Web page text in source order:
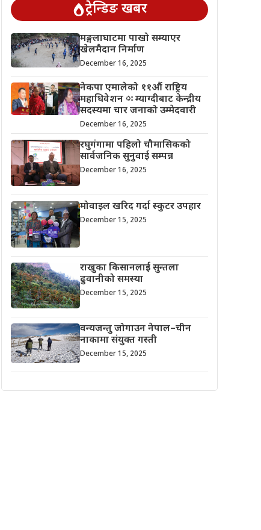
ट्रेन्डिङ खबर
मङ्गलाघाटमा पाखो सम्याएर
खेलमैदान निर्माण
December 16, 2025
नेकपा एमालेको ११औं राष्ट्रिय
महाधिवेशन ः म्याग्दीबाट केन्द्रीय
सदस्यमा चार जनाको उम्मेदवारी
December 16, 2025
रघुगंगामा पहिलो चौमासिकको
सार्वजनिक सुनुवाई सम्पन्न
December 16, 2025
मोवाइल खरिद गर्दा स्कुटर उपहार
December 15, 2025
राखुका किसानलाई सुन्तला
ढुवानीको समस्या
December 15, 2025
वन्यजन्तु जोगाउन नेपाल–चीन
नाकामा संयुक्त गस्ती
December 15, 2025